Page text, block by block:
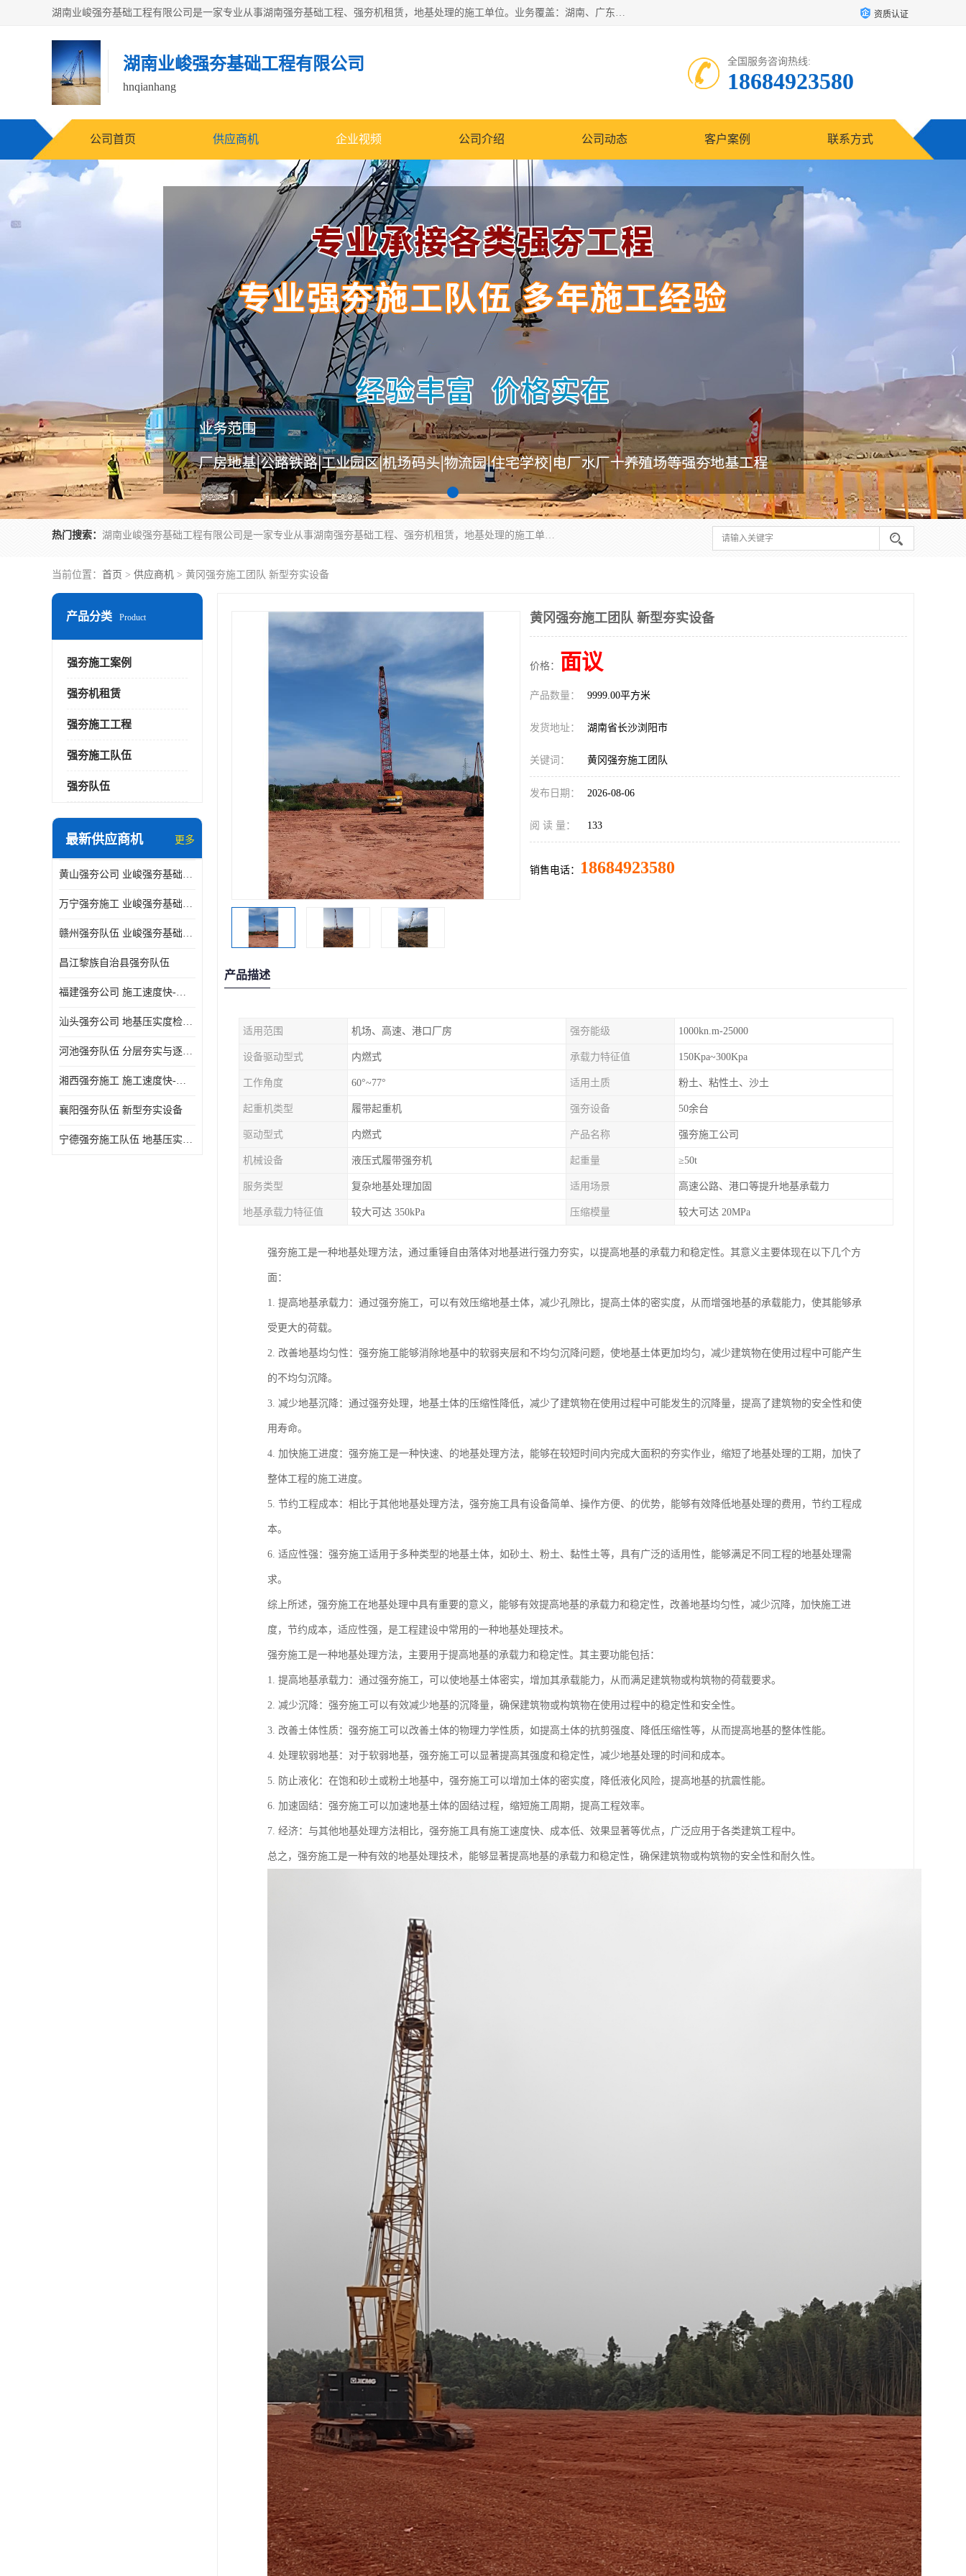
湖南业峻强夯基础工程有限公司是一家专业从事湖南强夯基础工程、强夯机租赁，地基处理的施工单位。业务覆盖：湖南、广东，江西等地。可承接1000KN.m-25000KN.m强夯（置换）工程。公司创始人是国内较早期从事强夯施工的建设者，经过多年的一步一个脚印的发展，在行业内具有较高的度和良好的口碑。 资质认证
湖南业峻强夯基础工程有限公司
hnqianhang
全国服务咨询热线:
18684923580
公司首页 供应商机 企业视频 公司介绍 公司动态 客户案例 联系方式
热门搜索： 湖南业峻强夯基础工程有限公司是一家专业从事湖南强夯基础工程、强夯机租赁，地基处理的施工单位。业务覆盖：湖南、广东，江西等地。可承接1000KN.m-25000KN.m强夯（置换）工程。公司创始人是国内较早期从事强夯施工的建设者，经过多年的一步一个脚印的发展，在行业内具有较高的度和良好的口碑。
当前位置： 首页 > 供应商机 > 黄冈强夯施工团队 新型夯实设备
产品分类 Product
强夯施工案例
强夯机租赁
强夯施工工程
强夯施工队伍
强夯队伍
最新供应商机 更多
黄山强夯公司 业峻强夯基础工程
万宁强夯施工 业峻强夯基础工程
赣州强夯队伍 业峻强夯基础工程
昌江黎族自治县强夯队伍
福建强夯公司 施工速度快-施耐用性强
汕头强夯公司 地基压实度检测方法与标准
河池强夯队伍 分层夯实与逐层检测技术
湘西强夯施工 施工速度快-施耐用性强
襄阳强夯队伍 新型夯实设备
宁德强夯施工队伍 地基压实度检测方法与标准
黄冈强夯施工团队 新型夯实设备
价格： 面议
产品数量： 9999.00平方米
发货地址： 湖南省长沙浏阳市
关键词： 黄冈强夯施工团队
发布日期： 2026-08-06
阅 读 量： 133
销售电话： 18684923580
产品描述
适用范围 机场、高速、港口厂房 强夯能级 1000kn.m-25000
设备驱动型式 内燃式 承载力特征值 150Kpa~300Kpa
工作角度 60°~77° 适用土质 粉土、粘性土、沙土
起重机类型 履带起重机 强夯设备 50余台
驱动型式 内燃式 产品名称 强夯施工公司
机械设备 液压式履带强夯机 起重量 ≥50t
服务类型 复杂地基处理加固 适用场景 高速公路、港口等提升地基承载力
地基承载力特征值 较大可达 350kPa 压缩模量 较大可达 20MPa
强夯施工是一种地基处理方法，通过重锤自由落体对地基进行强力夯实，以提高地基的承载力和稳定性。其意义主要体现在以下几个方
面：
1. 提高地基承载力：通过强夯施工，可以有效压缩地基土体，减少孔隙比，提高土体的密实度，从而增强地基的承载能力，使其能够承
受更大的荷载。
2. 改善地基均匀性：强夯施工能够消除地基中的软弱夹层和不均匀沉降问题，使地基土体更加均匀，减少建筑物在使用过程中可能产生
的不均匀沉降。
3. 减少地基沉降：通过强夯处理，地基土体的压缩性降低，减少了建筑物在使用过程中可能发生的沉降量，提高了建筑物的安全性和使
用寿命。
4. 加快施工进度：强夯施工是一种快速、的地基处理方法，能够在较短时间内完成大面积的夯实作业，缩短了地基处理的工期，加快了
整体工程的施工进度。
5. 节约工程成本：相比于其他地基处理方法，强夯施工具有设备简单、操作方便、的优势，能够有效降低地基处理的费用，节约工程成
本。
6. 适应性强：强夯施工适用于多种类型的地基土体，如砂土、粉土、黏性土等，具有广泛的适用性，能够满足不同工程的地基处理需
求。
综上所述，强夯施工在地基处理中具有重要的意义，能够有效提高地基的承载力和稳定性，改善地基均匀性，减少沉降，加快施工进
度，节约成本，适应性强，是工程建设中常用的一种地基处理技术。
强夯施工是一种地基处理方法，主要用于提高地基的承载力和稳定性。其主要功能包括：
1. 提高地基承载力：通过强夯施工，可以使地基土体密实，增加其承载能力，从而满足建筑物或构筑物的荷载要求。
2. 减少沉降：强夯施工可以有效减少地基的沉降量，确保建筑物或构筑物在使用过程中的稳定性和安全性。
3. 改善土体性质：强夯施工可以改善土体的物理力学性质，如提高土体的抗剪强度、降低压缩性等，从而提高地基的整体性能。
4. 处理软弱地基：对于软弱地基，强夯施工可以显著提高其强度和稳定性，减少地基处理的时间和成本。
5. 防止液化：在饱和砂土或粉土地基中，强夯施工可以增加土体的密实度，降低液化风险，提高地基的抗震性能。
6. 加速固结：强夯施工可以加速地基土体的固结过程，缩短施工周期，提高工程效率。
7. 经济：与其他地基处理方法相比，强夯施工具有施工速度快、成本低、效果显著等优点，广泛应用于各类建筑工程中。
总之，强夯施工是一种有效的地基处理技术，能够显著提高地基的承载力和稳定性，确保建筑物或构筑物的安全性和耐久性。